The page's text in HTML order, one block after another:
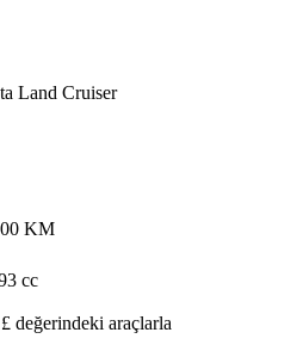
Land Cruiser
KM
cc
değerindeki araçlarla